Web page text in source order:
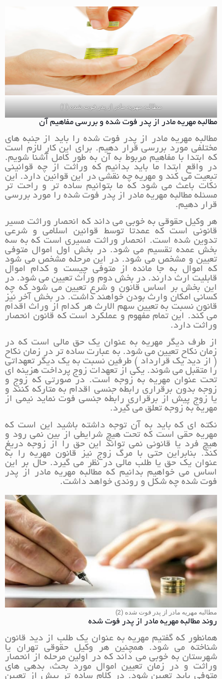
مطالبه مهریه مادر از پدر فوت شده (1)
مطالبه مهریه مادر از پدر فوت شده و بررسی مفاهیم آن
مطالبه مهریه مادر از پدر فوت شده را باید از جنبه های
مختلفی مورد بررسی قرار دهیم. برای این کار لازم است
که ابتدا با مفاهیم مربوط به آن به طور کامل آشنا شویم.
در واقع ابتدا ما باید بدانیم که وراثت از چه قوانینی
تبعیت می کند و مهریه چه نقشی در این قوانین دارد. این
نکات باعث می شود که ما بتوانیم ساده تر و راحت تر
مسئله مطالبه مهریه مادر از پدر فوت شده را مورد بررسی
قرار دهیم.
هر وکیل حقوقی به خوبی می داند که انحصار وراثت مسیر
قانونی است که عمدتا توسط قوانین اسلامی و شرعی
تدوین شده است. انحصار وراثت مسیری است که به سه
بخش عمده تقسیم می شود. در بخش اول اموال متوفی
تعیین و مشخص می شود. در این مرحله مشخص می شود
که اموال به جا مانده از متوفی چیست و کدام اموال
قابلیت ارث دارند. در بخش دوم وراث تعیین می شود. در
این بخش بر اساس قانون و شرع تعیین می شود که چه
کسانی امکان وارث بودن خواهند داشت. در بخش آخر نیز
قانون نسبت به تعیین سهم الارث هر کدام از وراث اقدام
می کند. این تمام مفهوم و عملکرد است که قانون انحصار
وراثت دارد.
از طرف دیگر مهریه به عنوان یک حق مالی است که در
زمان نکاح تعیین می شود. به عبارت ساده تر در زمان نکاح
( از دید یک قرارداد ) طرفین نسبت به یک دیگر تعهداتی
را متقبل می شوند. یکی از تعهدات زوج پرداخت هزینه ای
تحت عنوان مهریه به زوجه است. در صورتی که زوج و
زوجه بدون برقراری رابطه جنسی اقدام به متارکه کنند و
یا زوج پیش از برقراری رابطه جنسی فوت نماید نیمی از
مهریه به زوجه تعلق می گیرد.
نکته ای که باید به آن توجه داشته باشید این است که
مهریه حقی است که تحت هیچ شرایطی از بین نمی رود و
هیچ فرد یا قانونی نمی تواند این حق را از زوجه دریغ
کند. بنابراین حتی با مرگ زوج نیز قانون مهریه را به
عنوان یک حق یا طلب مالی در نظر می گیرد. حال بر این
اساس می خواهیم بدانیم که مطالبه مهریه مادر از پدر
فوت شده چه شکل و روندی خواهد داشت.
مطالبه مهریه مادر از پدر فوت شده (2)
روند مطالبه مهریه مادر از پدر فوت شده
همانطور که گفتیم مهریه به عنوان یک طلب از دید قانون
شناخته می شود. همچنین هر وکیل حقوقی تهران یا
شهرستان به خوبی می داند که در اولین مرحله از انحصار
وراثت و در زمان تعیین اموال مورد بحث، بدهی های
متوفی باید تعیین شود. در کلام ساده تر پیش از تعیین